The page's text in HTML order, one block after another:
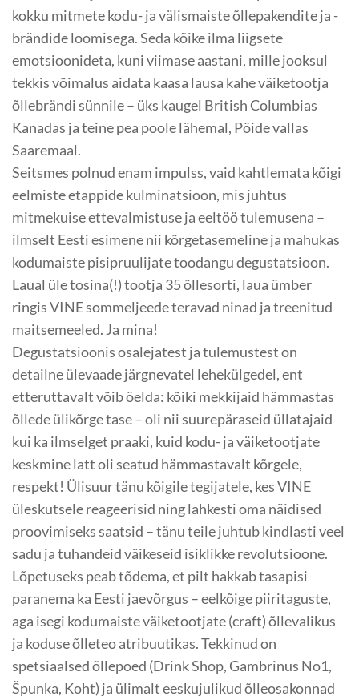
kokku mitmete kodu- ja välismaiste õllepakendite ja -
brändide loomisega. Seda kõike ilma liigsete
emotsioonideta, kuni viimase aastani, mille jooksul
tekkis võimalus aidata kaasa lausa kahe väiketootja
õllebrändi sünnile – üks kaugel British Columbias
Kanadas ja teine pea poole lähemal, Pöide vallas
Saaremaal.
Seitsmes polnud enam impulss, vaid kahtlemata kõigi
eelmiste etappide kulminatsioon, mis juhtus
mitmekuise ettevalmistuse ja eeltöö tulemusena –
ilmselt Eesti esimene nii kõrgetasemeline ja mahukas
kodumaiste pisipruulijate toodangu degustatsioon.
Laual üle tosina(!) tootja 35 õllesorti, laua ümber
ringis VINE sommeljeede teravad ninad ja treenitud
maitse­meeled. Ja mina!
Degustatsioonis osalejatest ja tulemustest on
detailne ülevaade järgnevatel lehekülgedel, ent
etteruttavalt võib öelda: kõiki mekkijaid hämmastas
õllede ülikõrge tase – oli nii suurepäraseid üllatajaid
kui ka ilmselget praaki, kuid kodu- ja väiketootjate
keskmine latt oli seatud hämmastavalt kõrgele,
respekt! Ülisuur tänu kõigile tegijatele, kes VINE
üleskutsele reageerisid ning lahkesti oma näidised
proovimiseks saatsid – tänu teile juhtub kindlasti veel
sadu ja tuhandeid väikeseid isiklikke revolutsioone.
Lõpetuseks peab tõdema, et pilt hakkab tasapisi
paranema ka Eesti jaevõrgus – eelkõige piiritaguste,
aga isegi kodumaiste väiketootjate (craft) õllevalikus
ja koduse õlleteo atribuutikas. Tekkinud on
spetsiaalsed õllepoed (Drink Shop, Gambrinus No1,
Špunka, Koht) ja ülimalt eeskujulikud õlleosakonnad